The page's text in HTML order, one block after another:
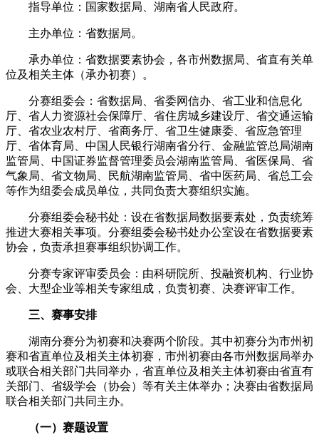
指导单位：国家数据局、湖南省人民政府。
主办单位：省数据局。
承办单位：省数据要素协会，各市州数据局、省直有关单
位及相关主体（承办初赛）。
分赛组委会：省数据局、省委网信办、省工业和信息化
厅、省人力资源社会保障厅、省住房城乡建设厅、省交通运输
厅、省农业农村厅、省商务厅、省卫生健康委、省应急管理
厅、省体育局、中国人民银行湖南省分行、金融监管总局湖南
监管局、中国证券监督管理委员会湖南监管局、省医保局、省
气象局、省文物局、民航湖南监管局、省中医药局、省总工会
等作为组委会成员单位，共同负责大赛组织实施。
分赛组委会秘书处：设在省数据局数据要素处，负责统筹
推进大赛相关事项。分赛组委会秘书处办公室设在省数据要素
协会，负责承担赛事组织协调工作。
分赛专家评审委员会：由科研院所、投融资机构、行业协
会、大型企业等相关专家组成，负责初赛、决赛评审工作。
三、赛事安排
湖南分赛分为初赛和决赛两个阶段。其中初赛分为市州初
赛和省直单位及相关主体初赛，市州初赛由各市州数据局举办
或联合相关部门共同举办，省直单位及相关主体初赛由省直有
关部门、省级学会（协会）等有关主体举办；决赛由省数据局
联合相关部门共同主办。
（一）赛题设置